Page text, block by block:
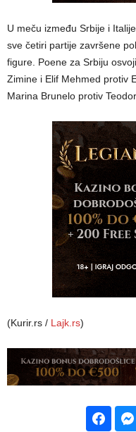
U meču između Srbije i
sve četiri partije završene
figure. Poene za Srbiju
Zimine i Elif Mehmed protiv
Marina Brunelo protiv
(Kurir.rs / Lajk.rs)